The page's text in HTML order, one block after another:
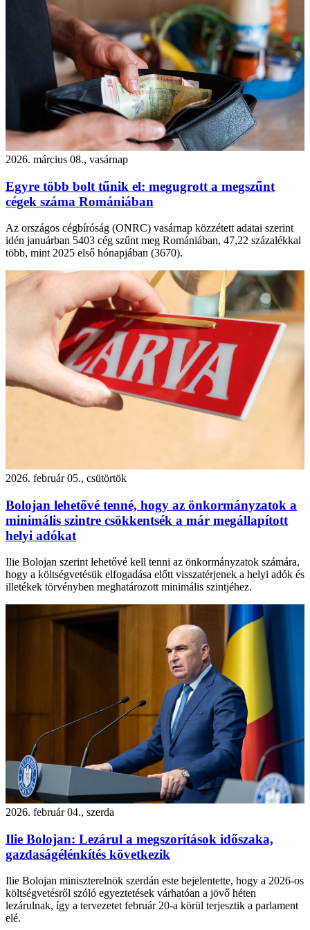
2026. március 08., vasárnap
Egyre több bolt tűnik el: megugrott a megszűnt
cégek száma Romániában
Az országos cégbíróság (ONRC) vasárnap közzétett adatai szerint
idén januárban 5403 cég szűnt meg Romániában, 47,22 százalékkal
több, mint 2025 első hónapjában (3670).
2026. február 05., csütörtök
Bolojan lehetővé tenné, hogy az önkormányzatok a
minimális szintre csökkentsék a már megállapított
helyi adókat
Ilie Bolojan szerint lehetővé kell tenni az önkormányzatok számára,
hogy a költségvetésük elfogadása előtt visszatérjenek a helyi adók és
illetékek törvényben meghatározott minimális szintjéhez.
2026. február 04., szerda
Ilie Bolojan: Lezárul a megszorítások időszaka,
gazdaságélénkítés következik
Ilie Bolojan miniszterelnök szerdán este bejelentette, hogy a 2026-os
költségvetésről szóló egyeztetések várhatóan a jövő héten
lezárulnak, így a tervezetet február 20-a körül terjesztik a parlament
elé.